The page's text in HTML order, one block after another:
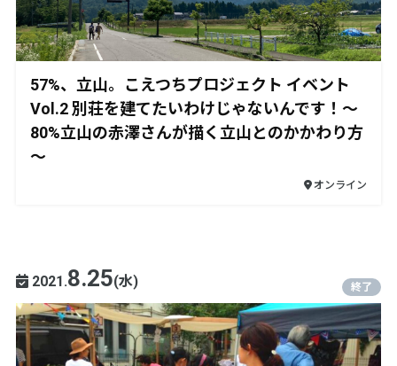
57%、立山。こえつちプロジェクト イベント
Vol.2 別荘を建てたいわけじゃないんです！～
80%立山の赤澤さんが描く立山とのかかわり方
～
オンライン
2021.8.25(水) 終了